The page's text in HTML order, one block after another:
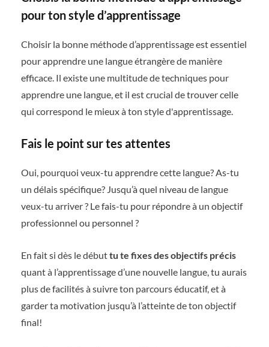
pour ton style d’apprentissage
Choisir la bonne méthode d’apprentissage est essentiel
pour apprendre une langue étrangère de manière
efficace. Il existe une multitude de techniques pour
apprendre une langue, et il est crucial de trouver celle
qui correspond le mieux à ton style d'apprentissage.
Fais le point sur tes attentes
Oui, pourquoi veux-tu apprendre cette langue? As-tu
un délais spécifique? Jusqu’à quel niveau de langue
veux-tu arriver ? Le fais-tu pour répondre à un objectif
professionnel ou personnel ?
En fait si dès le débuttu te fixes des objectifs précis
quant à l’apprentissage d’une nouvelle langue, tu aurais
plus de facilités à suivre ton parcours éducatif, et à
garder ta motivation jusqu’à l’atteinte de ton objectif
final!